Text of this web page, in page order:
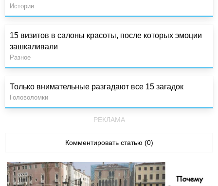
Истории
15 визитов в салоны красоты, после которых эмоции
зашкаливали
Разное
Только внимательные разгадают все 15 загадок
Головоломки
РЕКЛАМА
Комментировать статью (0)